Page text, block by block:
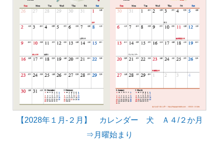
【2028年１月-２月】 カレンダー 犬 Ａ４/２か月
⇒月曜始まり